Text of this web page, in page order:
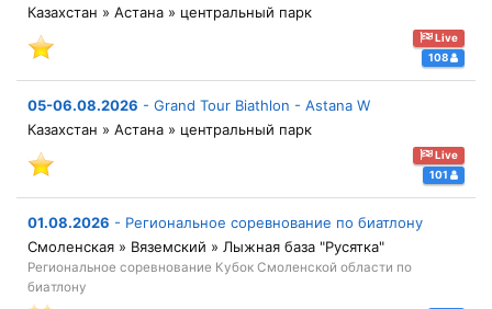
Казахстан » Астана » центральный парк
Live
108
05-06.08.2026 - Grand Tour Biathlon - Astana W
Казахстан » Астана » центральный парк
Live
101
01.08.2026 - Региональное соревнование по биатлону
Смоленская » Вяземский » Лыжная база "Русятка"
Региональное соревнование Кубок Смоленской области по
биатлону